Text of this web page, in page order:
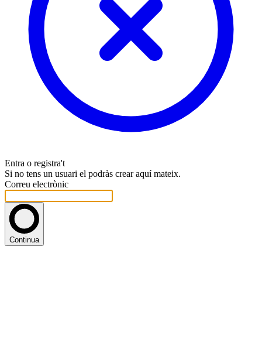
Entra o registra't
Si no tens un usuari el podràs crear aquí mateix.
Correu electrònic
Continua